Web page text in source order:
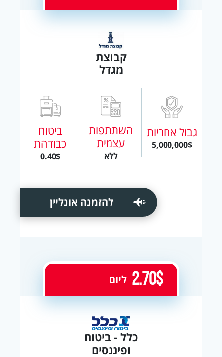
קבוצת
מגדל
גבול אחריות
5,000,000$
השתתפות
עצמית
ללא
ביטוח
כבודהת
0.40$
להזמנה אונליין
כלל - ביטוח
ופיננסים
2.70$ ליום